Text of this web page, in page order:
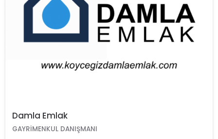
Damla Emlak
GAYRIMENKUL DANIŞMANI